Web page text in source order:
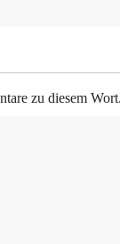
zu diesem Wort.